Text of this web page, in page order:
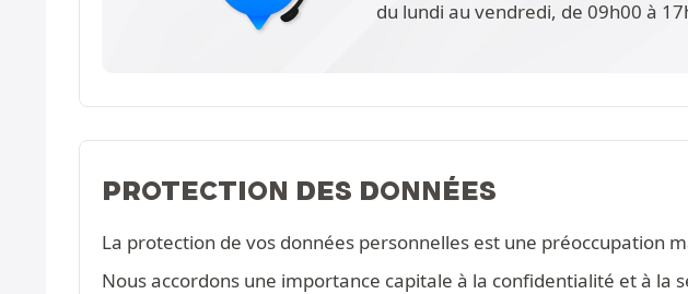
du lundi au vendredi, de 09h00 à
PROTECTION DES DONNÉES
La protection de vos données personnelles est une préoccupation
Nous accordons une importance capitale à la confidentialité et à